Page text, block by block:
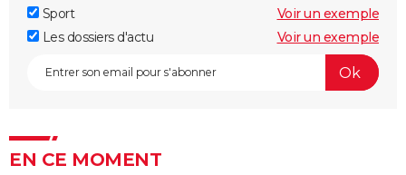
Sport
Voir un exemple
Les dossiers d'actu
Voir un exemple
EN CE MOMENT